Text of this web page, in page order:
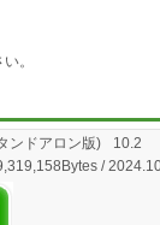
。
ンドアロン版) 10.2
/